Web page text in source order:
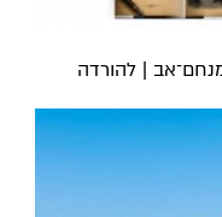
| להורדה